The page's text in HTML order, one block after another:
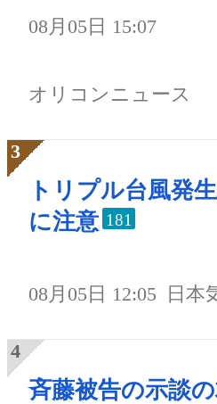
08月05日 15:07
オリコンニュース
トリプル台風発
に注意 181
08月05日 12:05 日本
斉藤被告の示談